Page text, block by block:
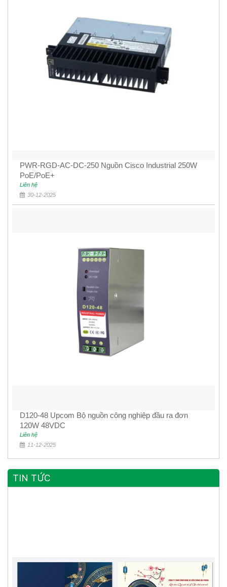
PWR-RGD-AC-DC-250 Nguồn Cisco Industrial 250W
PoE/PoE+
Liên hệ
30-12-2025
D120-48 Upcom Bộ nguồn công nghiệp đầu ra đơn
120W 48VDC
Liên hệ
11-12-2025
TIN TỨC